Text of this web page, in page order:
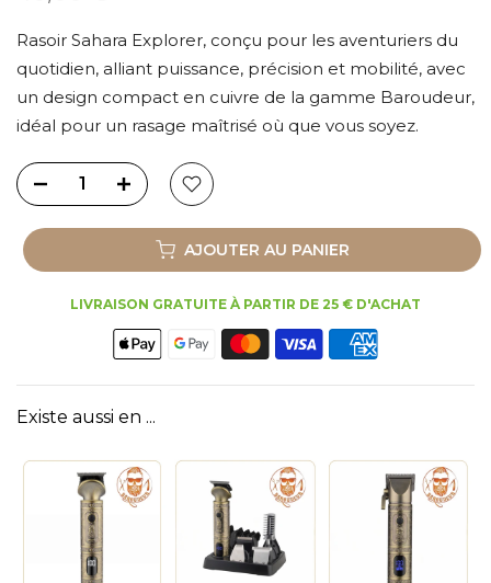
Rasoir Sahara Explorer, conçu pour les aventuriers du
quotidien, alliant puissance, précision et mobilité, avec
un design compact en cuivre de la gamme Baroudeur,
idéal pour un rasage maîtrisé où que vous soyez.
AJOUTER AU PANIER
LIVRAISON GRATUITE À PARTIR DE 25 € D'ACHAT
Existe aussi en ...